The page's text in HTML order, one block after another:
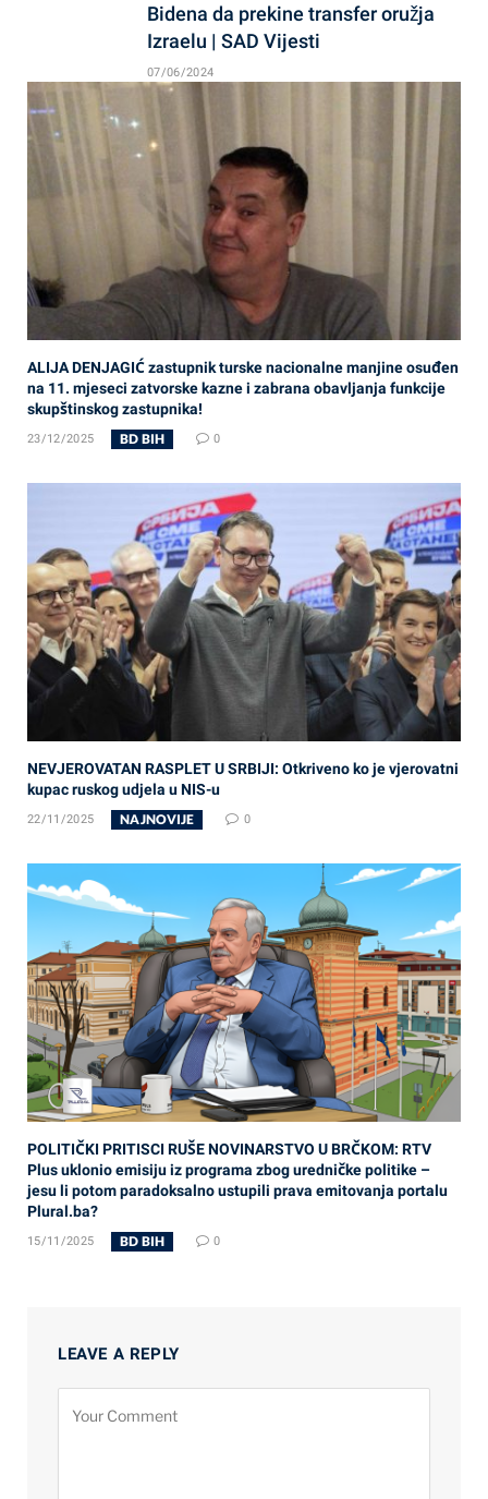
Bidena da prekine transfer oružja
Izraelu | SAD Vijesti
07/06/2024
ALIJA DENJAGIĆ zastupnik turske nacionalne manjine osuđen
na 11. mjeseci zatvorske kazne i zabrana obavljanja funkcije
skupštinskog zastupnika!
23/12/2025 BD BIH 0
NEVJEROVATAN RASPLET U SRBIJI: Otkriveno ko je vjerovatni
kupac ruskog udjela u NIS-u
22/11/2025 NAJNOVIJE 0
POLITIČKI PRITISCI RUŠE NOVINARSTVO U BRČKOM: RTV
Plus uklonio emisiju iz programa zbog uredničke politike –
jesu li potom paradoksalno ustupili prava emitovanja portalu
Plural.ba?
15/11/2025 BD BIH 0
LEAVE A REPLY